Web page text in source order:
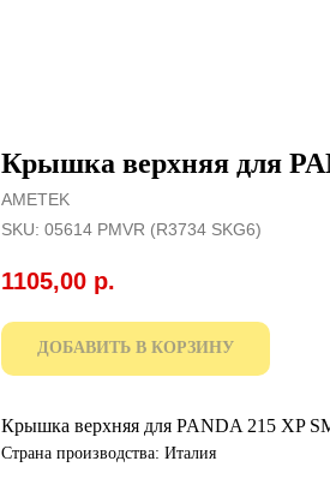
Крышка верхняя для
AMETEK
SKU: 05614 PMVR (R3734 SKG6)
1105,00 р.
ДОБАВИТЬ В КОРЗИНУ
Крышка верхняя для PANDA 215 XP
Страна производства: Италия